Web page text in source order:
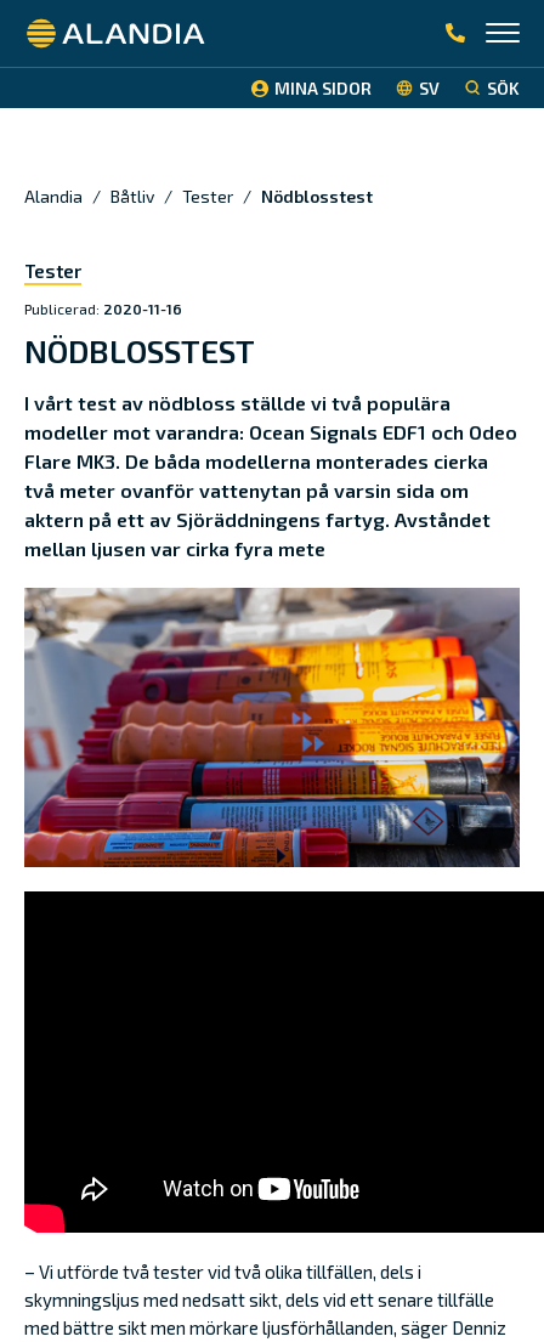
Alandia
MINA SIDOR SV SÖK
Alandia / Båtliv / Tester / Nödblosstest
Tester
Publicerad: 2020-11-16
NÖDBLOSSTEST
I vårt test av nödbloss ställde vi två populära
modeller mot varandra: Ocean Signals EDF1 och Odeo
Flare MK3. De båda modellerna monterades cierka
två meter ovanför vattenytan på varsin sida om
aktern på ett av Sjöräddningens fartyg. Avståndet
mellan ljusen var cirka fyra mete
– Vi utförde två tester vid två olika tillfällen, dels i
skymningsljus med nedsatt sikt, dels vid ett senare tillfälle
med bättre sikt men mörkare ljusförhållanden, säger Denniz